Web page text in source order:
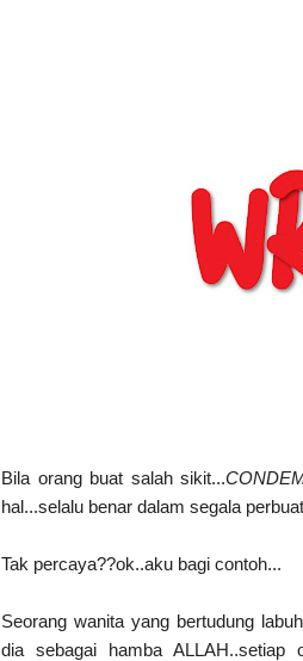
Bila orang buat salah sikit...
hal...selalu benar dalam segala
Tak percaya??ok..aku bagi contoh...
Seorang wanita yang bertudung
dia sebagai hamba ALLAH..setiap